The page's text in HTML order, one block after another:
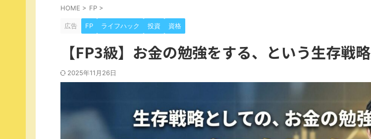
HOME > FP >
広告 FP ライフハック 投資 資格
【FP3級】お金の勉強をする、という生存戦略
2025年11月26日